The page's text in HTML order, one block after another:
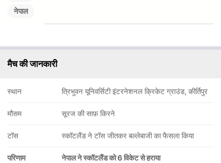
नेपाल
मैच की जानकारी
स्थान त्रिभुवन यूनिवर्सिटी इंटरनेशनल क्रिकेट ग्राउंड, कीर्तिपुर
मौसम सूरज की साफ़ किरने
टॉस स्कॉटलैंड ने टॉस जीतकर बल्लेबाजी का फैसला किया
परिणाम नेपाल ने स्कॉटलैंड को 6 विकेट से हराया